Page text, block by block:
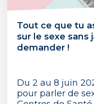
Tout ce que tu
sur le sexe sans
demander !
Du 2 au 8 juin
pour parler de